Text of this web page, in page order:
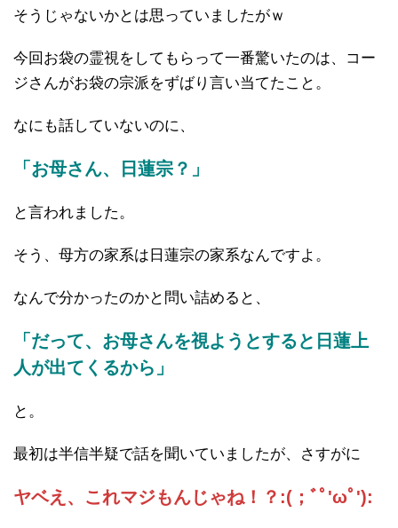
そうじゃないかとは思っていましたがｗ
今回お袋の霊視をしてもらって一番驚いたのは、コー
ジさんがお袋の宗派をずばり言い当てたこと。
なにも話していないのに、
「お母さん、日蓮宗？」
と言われました。
そう、母方の家系は日蓮宗の家系なんですよ。
なんで分かったのかと問い詰めると、
「だって、お母さんを視ようとすると日蓮上
人が出てくるから」
と。
最初は半信半疑で話を聞いていましたが、さすがに
ヤベえ、これマジもんじゃね！？:(；ﾞﾟ'ωﾟ'):